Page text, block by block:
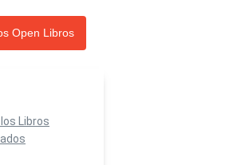
Open Libros
Libros